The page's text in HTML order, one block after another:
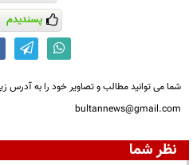
پسندیدم
شما می توانید مطالب و تصاویر خود را به آدرس
bultannews@gmail.com
نظر شما